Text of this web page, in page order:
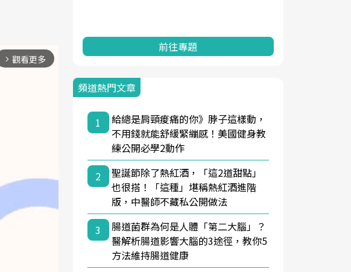
arrow_forward_ios 觀看更多
前往專題
頻道熱門文章
1
給總是肩頸痠痛的你》脖子這樣動，
不用錢就能舒緩緊繃感！美國健身教
練公開必學2動作
2
聖誕節除了熱紅酒，「這2道甜點」
也很搭！「這種」堪稱熱紅酒進階
版，中醫師不藏私公開做法
3
腸道菌群為何是人體「第二大腦」？
醫解析腸道影響大腦的3途徑，教你5
方法維持腸道健康